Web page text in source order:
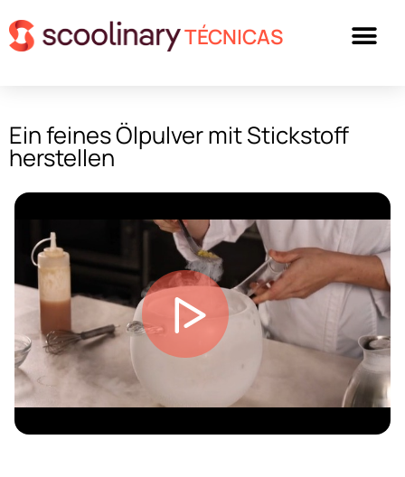
TÉCNICAS
Ein feines Ölpulver mit Stickstoff
herstellen